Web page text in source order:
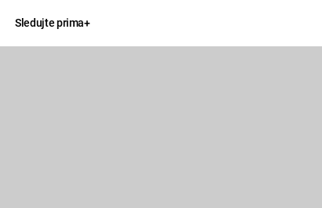
Sledujte prima+